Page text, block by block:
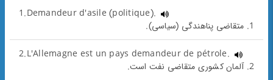
1.Demandeur d'asile (politique).
1. متقاضی پناهندگی (سیاسی).
2.L'Allemagne est un pays demandeur de pétrole.
2. آلمان کشوری متقاضی نفت است.